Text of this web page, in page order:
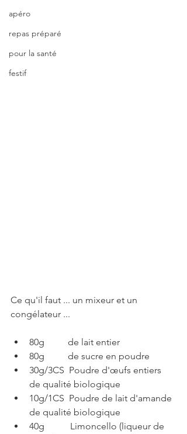
apéro
repas préparé
pour la santé
festif
Ce qu'il faut ... un mixeur et un
congélateur ...
80g          de lait entier
80g          de sucre en poudre
30g/3CS  Poudre d'œufs entiers
de qualité biologique
10g/1CS  Poudre de lait d'amande
de qualité biologique
40g           Limoncello (liqueur de